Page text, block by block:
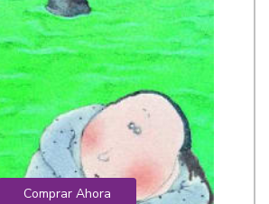
Comprar Ahora